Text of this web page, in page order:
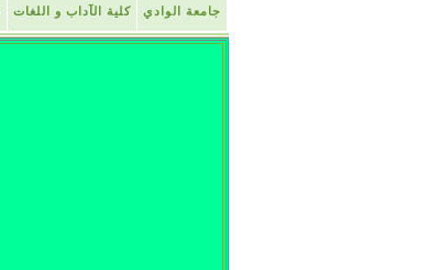
جامعة الوادي كلية الآداب و اللغات